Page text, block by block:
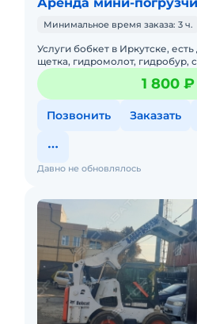
Минимальное время заказа: 3 ч.
Услуги бобкет в Иркутске,
щетка, гидромолот, гидробур,
15 до 32 метров. С оператором.
1 800 ₽
Позвонить Заказать
Давно не обновлялось